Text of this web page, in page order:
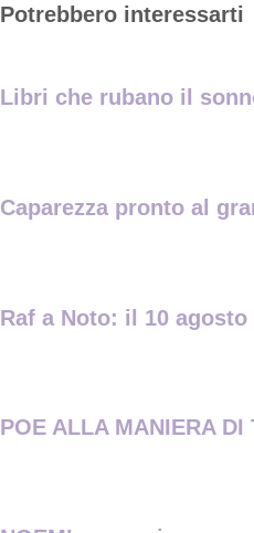
Potrebbero interessarti
Libri che rubano il
Caparezza pronto al
Raf a Noto: il 10
POE ALLA MANIERA